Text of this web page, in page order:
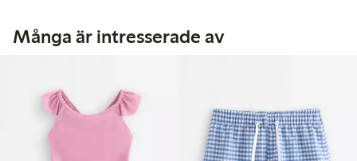
Många är intresserade av